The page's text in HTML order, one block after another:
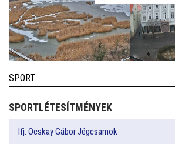
SPORT
SPORTLÉTESÍTMÉNYEK
Ifj. Ocskay Gábor Jégcsarnok